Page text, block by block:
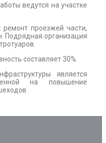
ведутся на участке
ремонт проезжей части,
Подрядная организация
составляет 30%.
является
на повышение